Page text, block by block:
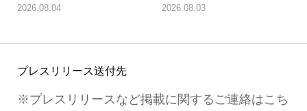
2026.08.04 2026.08.03
プレスリリース送付先
※プレスリリースなど掲載に関するご連絡はこち